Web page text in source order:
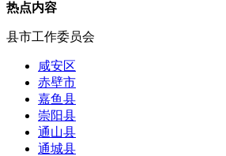
热点内容
县市工作委员会
咸安区
赤壁市
嘉鱼县
崇阳县
通山县
通城县